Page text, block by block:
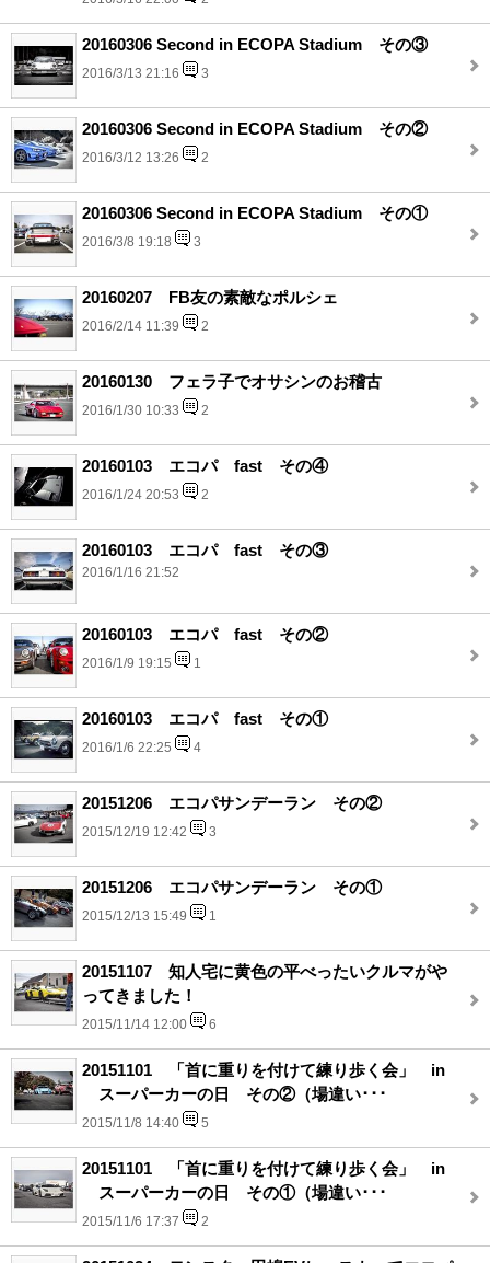
20160306 Second in ECOPA Stadium その③
2016/3/13 21:16 3
20160306 Second in ECOPA Stadium その②
2016/3/12 13:26 2
20160306 Second in ECOPA Stadium その①
2016/3/8 19:18 3
20160207 FB友の素敵なポルシェ
2016/2/14 11:39 2
20160130 フェラ子でオサシンのお稽古
2016/1/30 10:33 2
20160103 エコパ fast その④
2016/1/24 20:53 2
20160103 エコパ fast その③
2016/1/16 21:52
20160103 エコパ fast その②
2016/1/9 19:15 1
20160103 エコパ fast その①
2016/1/6 22:25 4
20151206 エコパサンデーラン その②
2015/12/19 12:42 3
20151206 エコパサンデーラン その①
2015/12/13 15:49 1
20151107 知人宅に黄色の平べったいクルマがや
ってきました！
2015/11/14 12:00 6
20151101 「首に重りを付けて練り歩く会」 in
スーパーカーの日 その②（場違い･･･
2015/11/8 14:40 5
20151101 「首に重りを付けて練り歩く会」 in
スーパーカーの日 その①（場違い･･･
2015/11/6 17:37 2